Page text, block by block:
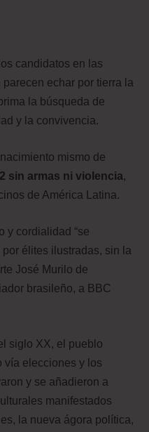
candidatos en las
echar por tierra la
la búsqueda de
y la convivencia.
mismo de
sin armas ni violencia,
de América Latina.
y cordialidad “se
élites ilustradas, sin la
José Murilo de
brasileño, a BBC
siglo XX, el pueblo
vía elecciones y los
y se añadieron a
manifestados
la nueva ágora política,